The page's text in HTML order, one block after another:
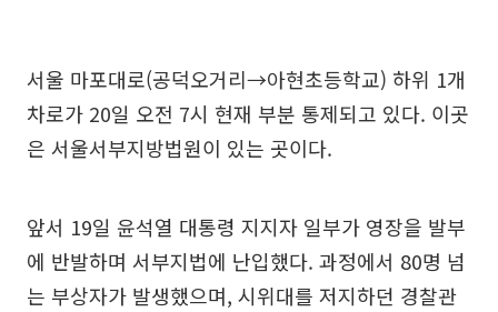
서울 마포대로(공덕오거리→아현초등학교) 하위 1개
차로가 20일 오전 7시 현재 부분 통제되고 있다. 이곳
은 서울서부지방법원이 있는 곳이다.
앞서 19일 윤석열 대통령 지지자 일부가 영장을 발부
에 반발하며 서부지법에 난입했다. 과정에서 80명 넘
는 부상자가 발생했으며, 시위대를 저지하던 경찰관